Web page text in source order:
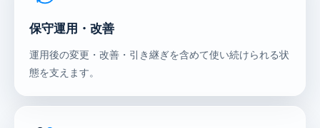
保守運用・改善
運用後の変更・改善・引き継ぎを含めて使い続けられる状
態を支えます。